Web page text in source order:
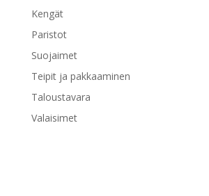
Kengät
Paristot
Suojaimet
Teipit ja pakkaaminen
Taloustavara
Valaisimet